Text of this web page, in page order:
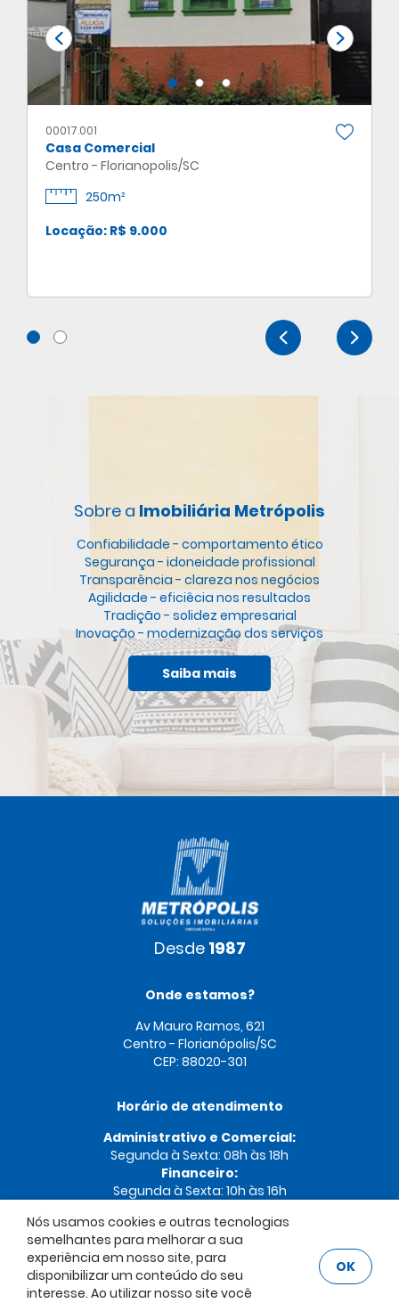
00017.001
Casa Comercial
Centro - Florianopolis/SC
250m²
Locação: R$ 9.000
Nós usamos cookies e outras tecnologias
semelhantes para melhorar a sua
experiência em nosso site, para
disponibilizar um conteúdo do seu
interesse. Ao utilizar nosso site você
OK
Sobre a Imobiliária Metrópolis
Confiabilidade - comportamento ético
Segurança - idoneidade profissional
Transparência - clareza nos negócios
Agilidade - eficiêcia nos resultados
Tradição - solidez empresarial
Inovação - modernização dos serviços
Saiba mais
Desde 1987
Onde estamos?
Av Mauro Ramos, 621
Centro - Florianópolis/SC
CEP: 88020-301
Horário de atendimento
Administrativo e Comercial:
Segunda à Sexta: 08h às 18h
Financeiro:
Segunda à Sexta: 10h às 16h
Imobiliária Metrópolis © 2026. Creci 01215-J. Todos os direitos
reservados.